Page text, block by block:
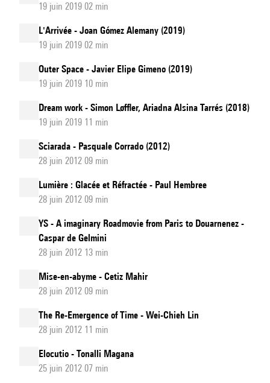
19 juin 2019 02 min
L'Arrivée - Joan Gómez Alemany (2019)
19 juin 2019 02 min
Outer Space - Javier Elipe Gimeno (2019)
19 juin 2019 10 min
Dream work - Simon Løffler, Ariadna Alsina Tarrés (2018)
19 juin 2019 11 min
Sciarada - Pasquale Corrado (2012)
28 juin 2012 09 min
Lumière : Glacée et Réfractée - Paul Hembree
28 juin 2012 09 min
YS - A imaginary Roadmovie from Paris to Douarnenez -
Caspar de Gelmini
28 juin 2012 13 min
Mise-en-abyme - Cetiz Mahir
28 juin 2012 09 min
The Re-Emergence of Time - Wei-Chieh Lin
28 juin 2012 11 min
Elocutio - Tonalli Magana
25 juin 2012 07 min